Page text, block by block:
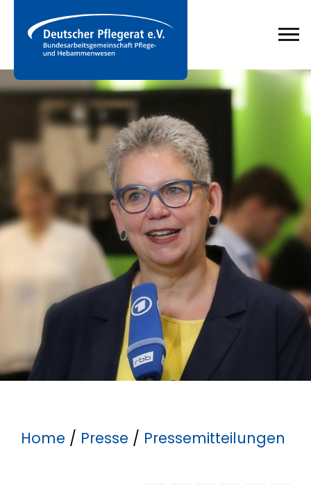
Home / Presse / Pressemitteilungen